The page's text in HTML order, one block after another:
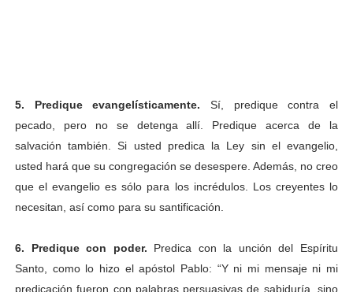
5. Predique evangelísticamente. Sí, predique contra el
pecado, pero no se detenga allí. Predique acerca de la
salvación también. Si usted predica la Ley sin el evangelio,
usted hará que su congregación se desespere. Además, no creo
que el evangelio es sólo para los incrédulos. Los creyentes lo
necesitan, así como para su santificación.
6. Predique con poder. Predica con la unción del Espíritu
Santo, como lo hizo el apóstol Pablo: “Y ni mi mensaje ni mi
predicación fueron con palabras persuasivas de sabiduría, sino